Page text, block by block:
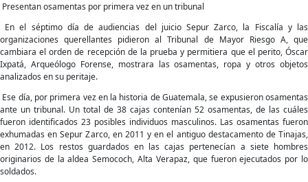
Presentan osamentas por primera vez en un tribunal
En el séptimo día de audiencias del juicio Sepur Zarco, la Fiscalía y las
organizaciones querellantes pidieron al Tribunal de Mayor Riesgo A, que
cambiara el orden de recepción de la prueba y permitiera que el perito, Óscar
Ixpatá, Arqueólogo Forense, mostrara las osamentas, ropa y otros objetos
analizados en su peritaje.
Ese día, por primera vez en la historia de Guatemala, se expusieron osamentas
ante un tribunal. Un total de 38 cajas contenían 52 osamentas, de las cuáles
fueron identificados 23 posibles individuos masculinos. Las osamentas fueron
exhumadas en Sepur Zarco, en 2011 y en el antiguo destacamento de Tinajas,
en 2012. Los restos guardados en las cajas pertenecían a siete hombres
originarios de la aldea Semococh, Alta Verapaz, que fueron ejecutados por lo
soldados.